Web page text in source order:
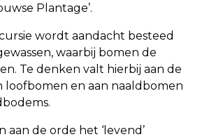
Plantage’.
wordt aandacht besteed
waarbij bomen de
Te denken valt hierbij aan de
loofbomen en aan naaldbomen
aan de orde het ‘levend’